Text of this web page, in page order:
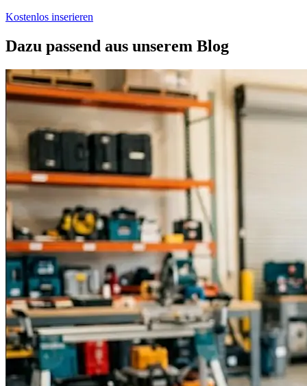
Kostenlos inserieren
Dazu passend aus unserem Blog